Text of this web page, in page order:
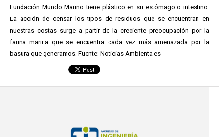
Fundación Mundo Marino tiene plástico en su estómago o intestino.
La acción de censar los tipos de residuos que se encuentran en
nuestras costas surge a partir de la creciente preocupación por la
fauna marina que se encuentra cada vez más amenazada por la
basura que generamos. Fuente: Noticias Ambientales